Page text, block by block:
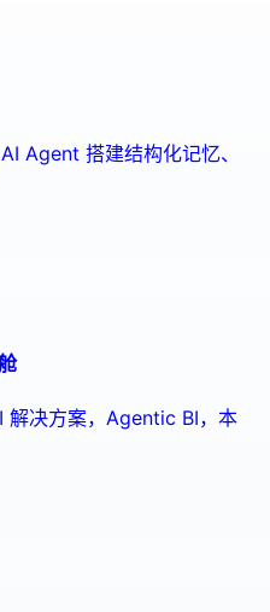
Agent 搭建结构化记忆、
解决方案，Agentic BI，本